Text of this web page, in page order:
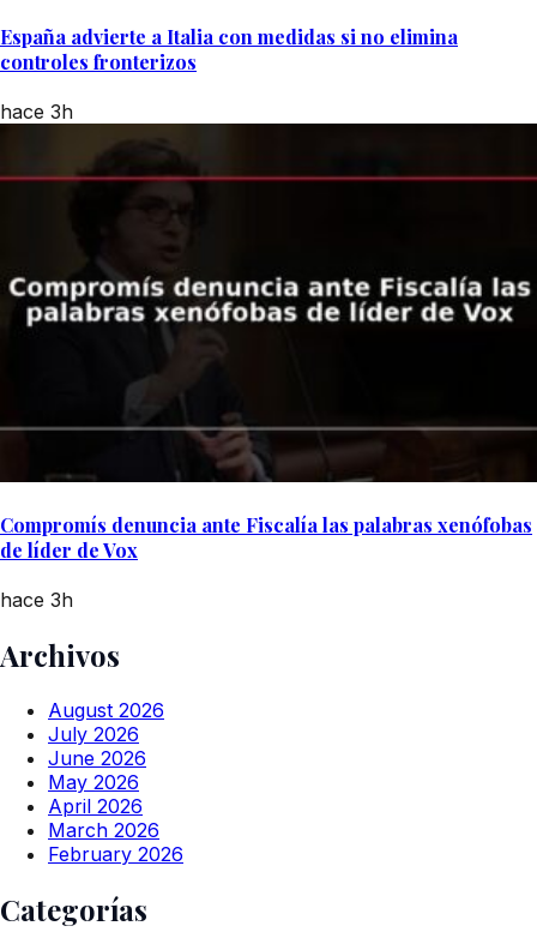
España advierte a Italia con medidas si no elimina
controles fronterizos
hace 3h
Compromís denuncia ante Fiscalía las palabras xenófobas
de líder de Vox
hace 3h
Archivos
August 2026
July 2026
June 2026
May 2026
April 2026
March 2026
February 2026
Categorías